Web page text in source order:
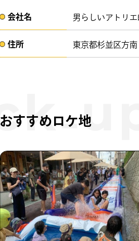
会社名​ 男らしいアトリ
住所​​ 東京都杉並区方南 ​
おすすめロケ地